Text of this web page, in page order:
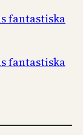
fantastiska
fantastiska